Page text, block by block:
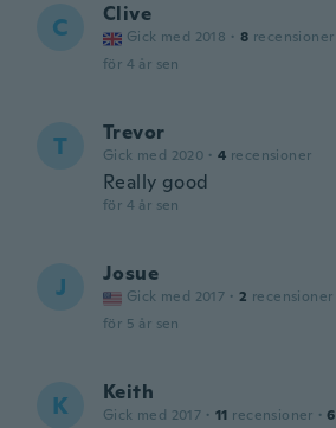
C Clive
Gick med 2018 · 8 recensioner
för 4 år sen
T Trevor
Gick med 2020 · 4 recensioner
Really good
för 4 år sen
J Josue
Gick med 2017 · 2 recensioner
för 5 år sen
K Keith
Gick med 2017 · 11 recensioner · 6